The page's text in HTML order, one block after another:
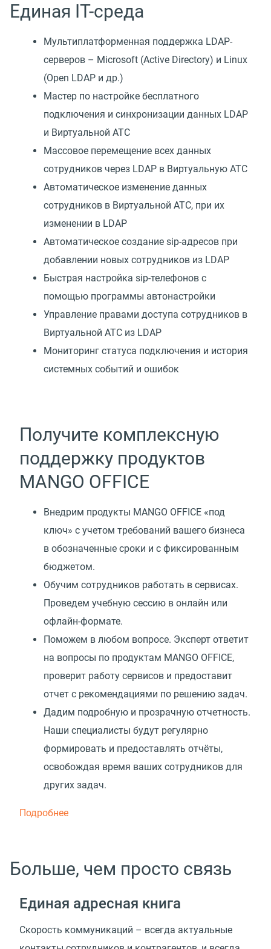
Единая IT-среда
Мультиплатформенная поддержка LDAP-
серверов – Microsoft (Active Directory) и Linux
(Open LDAP и др.)
Мастер по настройке бесплатного
подключения и синхронизации данных LDAP
и Виртуальной АТС
Массовое перемещение всех данных
сотрудников через LDAP в Виртуальную АТС
Автоматическое изменение данных
сотрудников в Виртуальной АТС, при их
изменении в LDAP
Автоматическое создание sip-адресов при
добавлении новых сотрудников из LDAP
Быстрая настройка sip-телефонов с
помощью программы автонастройки
Управление правами доступа сотрудников в
Виртуальной АТС из LDAP
Мониторинг статуса подключения и история
системных событий и ошибок
Получите комплексную
поддержку продуктов
MANGO OFFICE
Внедрим продукты MANGO OFFICE «под
ключ» с учетом требований вашего бизнеса
в обозначенные сроки и с фиксированным
бюджетом.
Обучим сотрудников работать в сервисах.
Проведем учебную сессию в онлайн или
офлайн-формате.
Поможем в любом вопросе. Эксперт ответит
на вопросы по продуктам MANGO OFFICE,
проверит работу сервисов и предоставит
отчет с рекомендациями по решению задач.
Дадим подробную и прозрачную отчетность.
Наши специалисты будут регулярно
формировать и предоставлять отчёты,
освобождая время ваших сотрудников для
других задач.
Подробнее
Больше, чем просто связь
Единая адресная книга
Скорость коммуникаций – всегда актуальные